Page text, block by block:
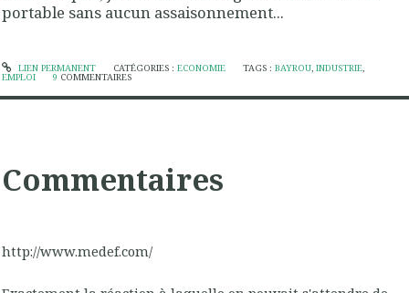
portable sans aucun assaisonnement...
LIEN PERMANENT CATÉGORIES : ECONOMIE TAGS :BAYROU ,INDUSTRIE
EMPLOI 9 COMMENTAIRES
Commentaires
http://www.medef.com/